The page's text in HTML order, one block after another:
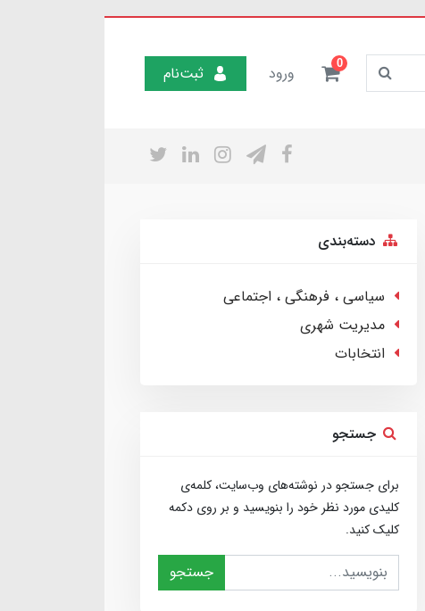
0 ورود ثبت‌نام
دسته‌بندی
سیاسی ، فرهنگی ، اجتماعی
مدیریت شهری
انتخابات
جستجو
برای جستجو در نوشته‌های وب‌سایت، کلمه‌ی
کلیدی مورد نظر خود را بنویسید و بر روی دکمه
کلیک کنید.
جستجو